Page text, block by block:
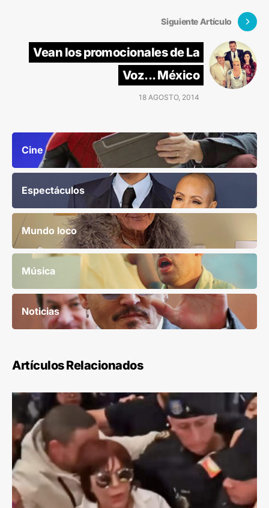
Siguiente Artículo
Vean los promocionales de La
Voz... México
18 AGOSTO, 2014
Cine
Espectáculos
Mundo loco
Música
Noticias
Artículos Relacionados